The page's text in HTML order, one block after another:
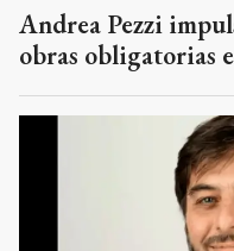
Andrea Pezzi
obras obligatorias